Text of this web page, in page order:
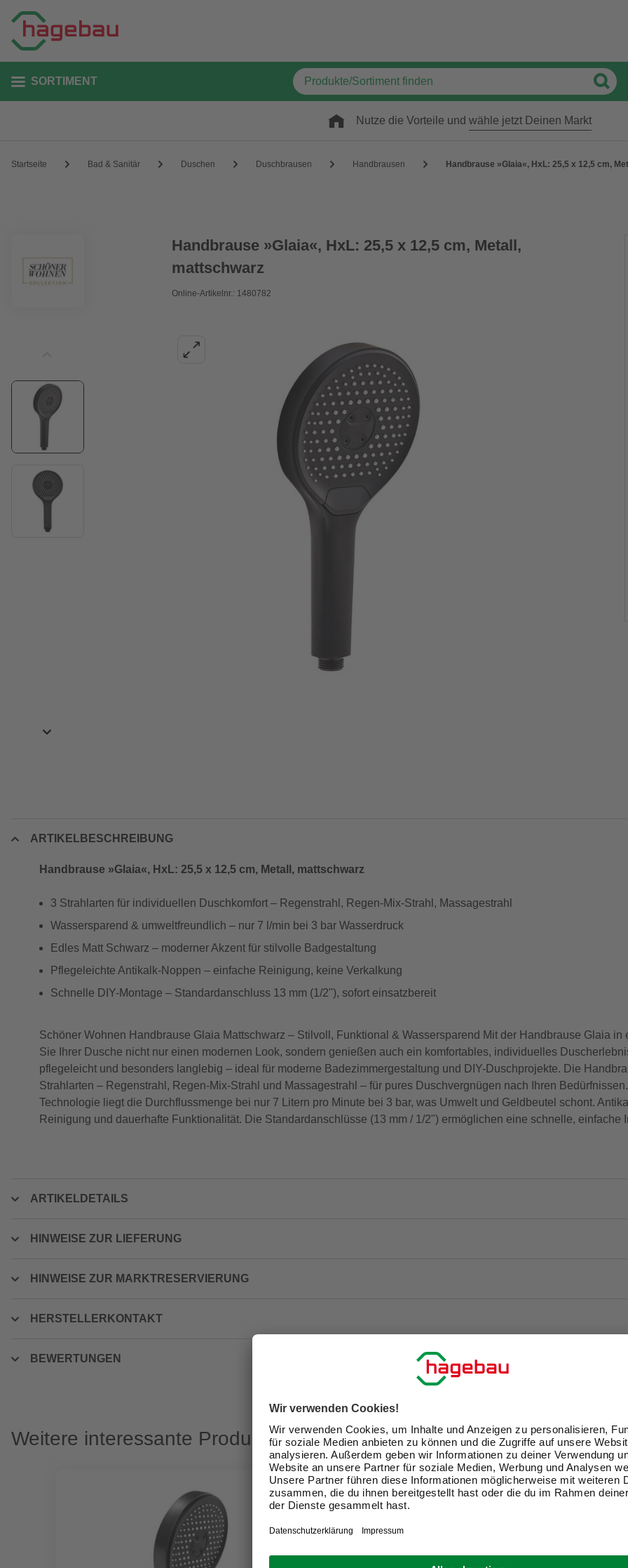
SORTIMENT
Nutze die Vorteile und wähle jetzt Deinen Markt
Startseite Bad & Sanitär Duschen Duschbrausen Handbrausen Handbrause »Glaia«, HxL: 25,5 x 12,5 cm,
Handbrause »Glaia«, HxL: 25,5 x 12,5 cm, Metall,
mattschwarz
Online-Artikelnr.: 1480782
ARTIKELBESCHREIBUNG
Handbrause »Glaia«, HxL: 25,5 x 12,5 cm, Metall, mattschwarz
3 Strahlarten für individuellen Duschkomfort – Regenstrahl, Regen-Mix-Strahl, Massagestrahl
Wassersparend & umweltfreundlich – nur 7 l/min bei 3 bar Wasserdruck
Edles Matt Schwarz – moderner Akzent für stilvolle Badgestaltung
Pflegeleichte Antikalk-Noppen – einfache Reinigung, keine Verkalkung
Schnelle DIY-Montage – Standardanschluss 13 mm (1/2"), sofort einsatzbereit
Schöner Wohnen Handbrause Glaia Mattschwarz – Stilvoll, Funktional & Wassersparend Mit der Handbrause Glaia in
Sie Ihrer Dusche nicht nur einen modernen Look, sondern genießen auch ein komfortables, individuelles
pflegeleicht und besonders langlebig – ideal für moderne Badezimmergestaltung und DIY-Duschprojekte. Die
Strahlarten – Regenstrahl, Regen-Mix-Strahl und Massagestrahl – für pures Duschvergnügen nach Ihren
Technologie liegt die Durchflussmenge bei nur 7 Litern pro Minute bei 3 bar, was Umwelt und Geldbeutel schont.
Reinigung und dauerhafte Funktionalität. Die Standardanschlüsse (13 mm / 1/2") ermöglichen eine schnelle, einfache
ARTIKELDETAILS
HINWEISE ZUR LIEFERUNG
HINWEISE ZUR MARKTRESERVIERUNG
HERSTELLERKONTAKT
BEWERTUNGEN
Weitere interessante Produkte